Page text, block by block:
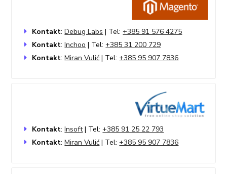
Kontakt:Debug Labs | Tel:+385 91 576 4275
Kontakt:Inchoo | Tel:+385 31 200 729
Kontakt:Miran Vulić | Tel:+385 95 907 7836
Kontakt:Insoft| Tel:+385 91 25 22 793
Kontakt:Miran Vulić | Tel:+385 95 907 7836